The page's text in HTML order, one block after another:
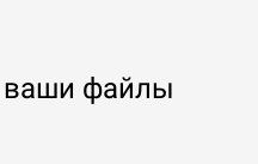
ваши файлы